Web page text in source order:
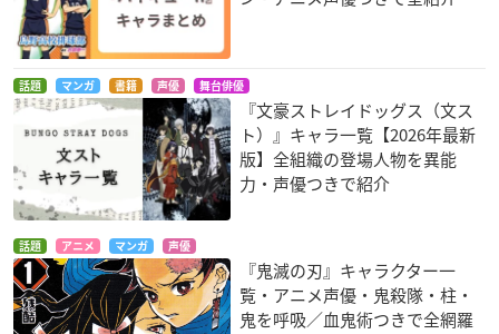
話題 マンガ 書籍 声優 舞台俳優
『文豪ストレイドッグス（文ス
ト）』キャラ一覧【2026年最新
版】全組織の登場人物を異能
力・声優つきで紹介
話題 アニメ マンガ 声優
『鬼滅の刃』キャラクター一
覧・アニメ声優・鬼殺隊・柱・
鬼を呼吸／血鬼術つきで全網羅